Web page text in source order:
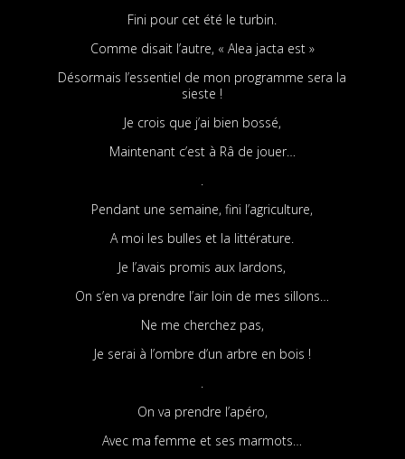
Fini pour cet été le turbin.
Comme disait l’autre, « Alea jacta est »
Désormais l’essentiel de mon programme sera la
sieste !
Je crois que j’ai bien bossé,
Maintenant c’est à Râ de jouer…
.
Pendant une semaine, fini l’agriculture,
A moi les bulles et la littérature.
Je l’avais promis aux lardons,
On s’en va prendre l’air loin de mes sillons…
Ne me cherchez pas,
Je serai à l’ombre d’un arbre en bois !
.
On va prendre l’apéro,
Avec ma femme et ses marmots…